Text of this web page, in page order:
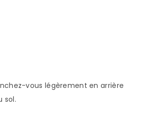
vous légèrement en arrière
sol.